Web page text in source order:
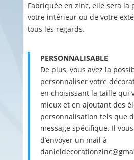
Fabriquée en zinc, elle sera la
votre intérieur ou de votre
tous les regards.
PERSONNALISABLE
De plus, vous avez la
personnaliser votre
en choisissant la taille qui
mieux et en ajoutant des
personnalisation tels que
message spécifique. Il
d’envoyer un mail à